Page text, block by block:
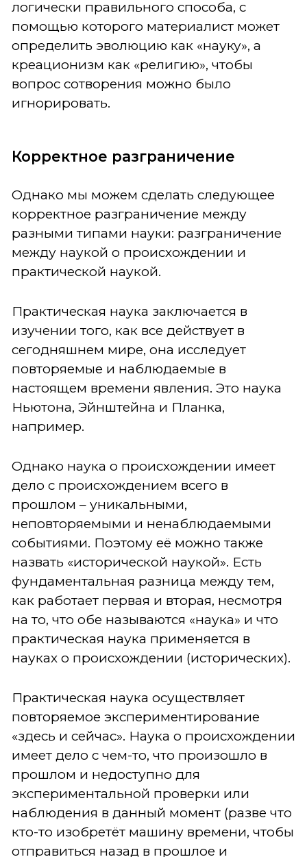
логически правильного способа, с
помощью которого материалист может
определить эволюцию как «науку», а
креационизм как «религию», чтобы
вопрос сотворения можно было
игнорировать.
Корректное разграничение
Однако мы можем сделать следующее
корректное разграничение между
разными типами науки: разграничение
между наукой о происхождении и
практической наукой.
Практическая наука заключается в
изучении того, как все действует в
сегодняшнем мире, она исследует
повторяемые и наблюдаемые в
настоящем времени явления. Это наука
Ньютона, Эйнштейна и Планка,
например.
Однако наука о происхождении имеет
дело с происхождением всего в
прошлом – уникальными,
неповторяемыми и ненаблюдаемыми
событиями. Поэтому её можно также
назвать «исторической наукой». Есть
фундаментальная разница между тем,
как работает первая и вторая, несмотря
на то, что обе называются «наука» и что
практическая наука применяется в
науках о происхождении (исторических).
Практическая наука осуществляет
повторяемое экспериментирование
«здесь и сейчас». Наука о происхождении
имеет дело с чем-то, что произошло в
прошлом и недоступно для
экспериментальной проверки или
наблюдения в данный момент (разве что
кто-то изобретёт машину времени, чтобы
отправиться назад в прошлое и